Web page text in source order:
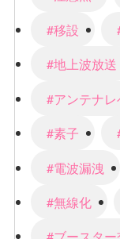
#移設
#地上波放送
#アンテナ
#素子
#電波漏洩
#無線化